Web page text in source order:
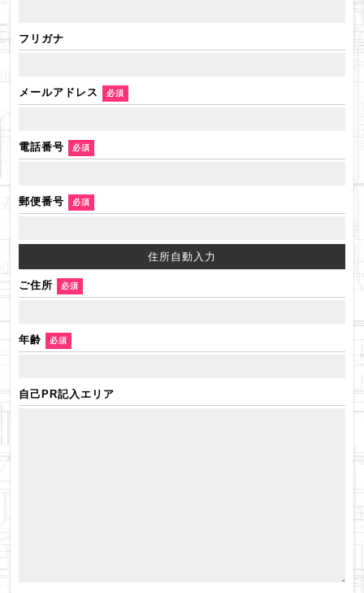
フリガナ
メールアドレス 必須
電話番号 必須
郵便番号 必須
ご住所 必須
年齢 必須
自己PR記入エリア